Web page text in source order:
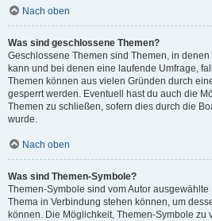
Nach oben
Was sind geschlossene Themen?
Geschlossene Themen sind Themen, in
kann und bei denen eine laufende Umfrage,
Themen können aus vielen Gründen durch
gesperrt werden. Eventuell hast du auch die
Themen zu schließen, sofern dies durch die
wurde.
Nach oben
Was sind Themen-Symbole?
Themen-Symbole sind vom Autor
Thema in Verbindung stehen können, um
können. Die Möglichkeit, Themen-Symbole zu